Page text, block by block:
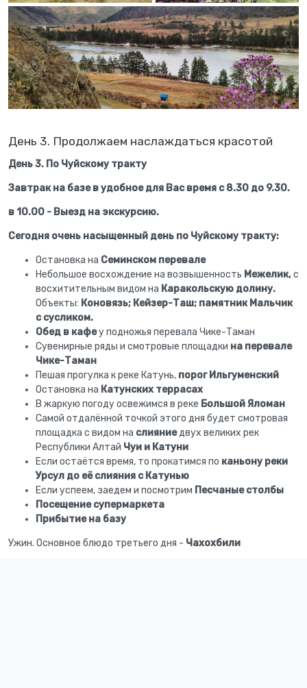
День 3. Продолжаем наслаждаться красотой
День 3. По Чуйскому тракту
Завтрак на базе в удобное для Вас время с 8.30 до 9.30.
в 10.00 - Выезд на экскурсию.
Сегодня очень насыщенный день по Чуйскому тракту:
Остановка на Семинском перевале
Небольшое восхождение на возвышенность Межелик,с
восхитительным видом на Каракольскую долину.
Объекты: Коновязь; Кейзер-Таш; памятник Мальчик
с сусликом.
Обед в кафеу подножья перевала Чике-Таман
Сувенирные ряды и смотровые площадки на перевале
Чике-Таман
Пешая прогулка к реке Катунь, порог Ильгуменский
Остановка на Катунских террасах
В жаркую погоду освежимся в реке Большой Яломан
Самой отдалённой точкой этого дня будет смотровая
площадка с видом на слияниедвух великих рек
Республики Алтай Чуи и Катуни
Если остаётся время, то прокатимся по каньону реки
Урсул до её слияния с Катунью
Если успеем, заедем и посмотрим Песчаные столбы
Посещение супермаркета
Прибытие на базу
Ужин. Основное блюдо третьего дня - Чахохбили